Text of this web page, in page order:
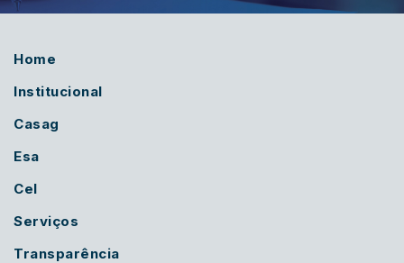
Home
Institucional
Casag
Esa
Cel
Serviços
Transparência